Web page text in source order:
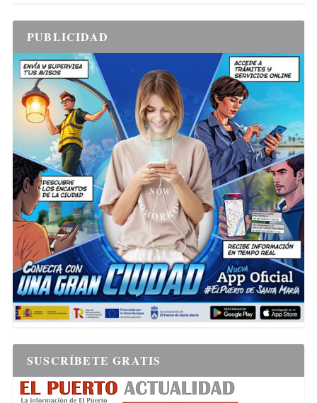
PUBLICIDAD
SUSCRÍBETE GRATIS